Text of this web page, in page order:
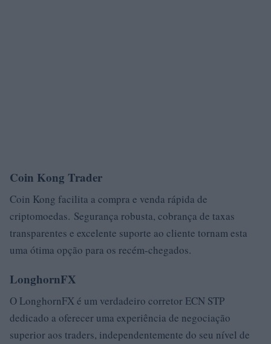
Coin Kong Trader
Coin Kong facilita a compra e venda rápida de
criptomoedas. Segurança robusta, cobrança de taxas
transparentes e excelente suporte ao cliente tornam esta
uma ótima opção para os recém-chegados.
LonghornFX
O LonghornFX é um verdadeiro corretor ECN STP
dedicado a oferecer uma experiência de negociação
superior aos traders, independentemente do seu nível de